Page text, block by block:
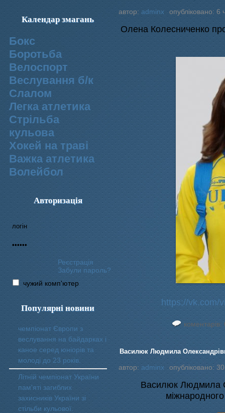
Календар змагань
Бокс
Боротьба
Велоспорт
Веслування б/к
Cлалом
Легка атлетика
Стрільба
кульова
Хокей на траві
Важка атлетика
Волейбол
Авторизація
Реєстрація
Забули пароль?
чужий комп'ютер
Популярні новини
чемпіонат Європи з
веслування на байдарках і
каное серед юніорів та
молоді до 23 років.
Літній чемпіонат України
пам'яті загиблих
захисників України зі
стільби кульової.
автор: adminx опубліковано: 6
Олена Колесниченко
https;//vk.com/
коментарів:
Василюк Людмила
автор: adminx опубліковано:
Василюк Людмила
міжнародного